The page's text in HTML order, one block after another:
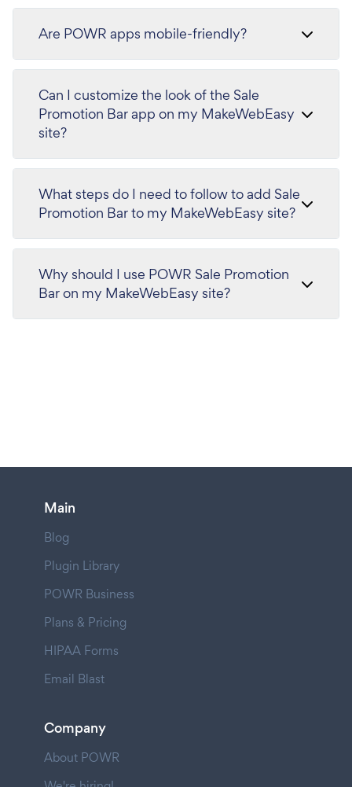
Are POWR apps mobile-friendly?
Can I customize the look of the Sale
Promotion Bar app on my MakeWebEasy
site?
What steps do I need to follow to add Sale
Promotion Bar to my MakeWebEasy site?
Why should I use POWR Sale Promotion
Bar on my MakeWebEasy site?
Main
Blog
Plugin Library
POWR Business
Plans & Pricing
HIPAA Forms
Email Blast
Company
About POWR